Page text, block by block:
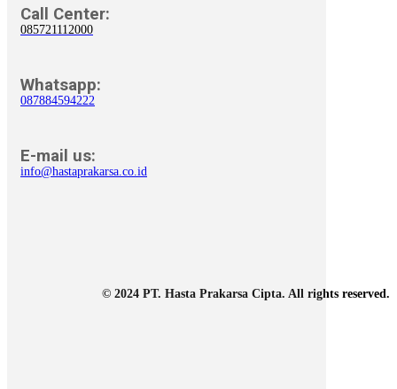
Call Center:
085721112000
Whatsapp:
087884594222
E-mail us:
info@hastaprakarsa.co.id
© 2024 PT. Hasta Prakarsa Cipta. All rights reserved.